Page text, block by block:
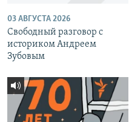
03 АВГУСТА 2026
Свободный разговор с
историком Андреем
Зубовым